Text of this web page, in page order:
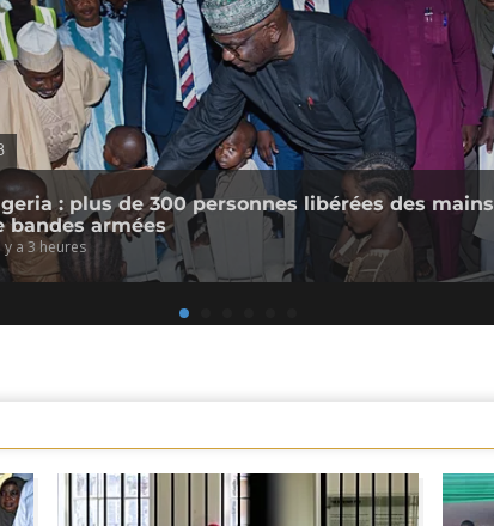
: plus de 300 personnes libérées des mains
bandes armées
y a 3 heures